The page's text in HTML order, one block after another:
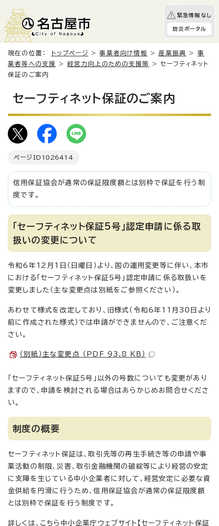
緊急情報なし
防災ポータル
現在の位置： トップページ >事業者向け情報 > 産業振興 > 事
業者等への支援
>経営力向上のための支援策
> セーフティネット
保証のご案内
セーフティネット保証のご案内
ページID 1026414
信用保証協会が通常の保証限度額とは別枠で保証を行う制
度です。
「セーフティネット保証5号」認定申請に係る取
扱いの変更について
令和6年12月1日（日曜日）より、国の運用変更等に伴い、本市
における「セーフティネット保証5号」認定申請に係る取扱いを
変更しました（主な変更点は別紙をご参照ください）。
あわせて様式を改定しており、旧様式（令和6年11月30日より
前に作成された様式）では申請ができませんので、ご注意くだ
さい。
（別紙）主な変更点 （PDF 93.8 KB）
「セーフティネット保証5号」以外の号数についても変更があり
ますので、申請を検討される場合はあらかじめお問合せくださ
い。
制度の概要
セーフティネット保証は、取引先等の再生手続き等の申請や事
業活動の制限、災害、取引金融機関の破綻等により経営の安定
に支障を生じている中小企業者に対して、経営安定に必要な資
金供給を円滑に行うため、信用保証協会が通常の保証限度額
とは別枠で保証を行う制度です。
詳しくは、こちら中小企業庁ウェブサイト【セーフティネット保証